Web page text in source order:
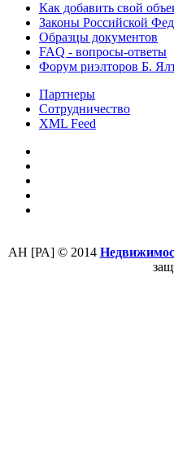
Как добавить свой
Законы Российской
Образцы документов
FAQ - вопросы-ответы
Форум риэлторов Б.
Партнеры
Сотрудничество
XML Feed
АН [РА] © 2014